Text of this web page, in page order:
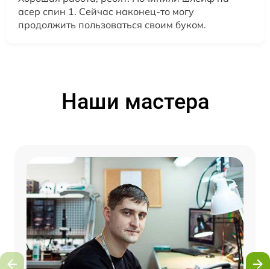
асер спин 1. Сейчас наконец-то могу
продолжить пользоваться своим буком.
Наши мастера